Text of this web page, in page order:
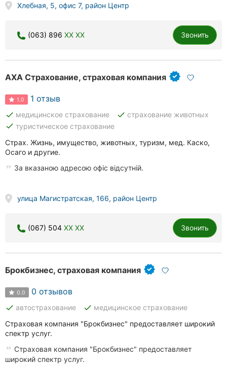
Хлебная, 5, офис 7, район Центр
(063) 896 XX XX Звонить
АХА Страхование, страховая компания
1.0 1 отзыв
done медицинское страхование done страхование животных
done туристическое страхование
Страх. Жизнь, имущество, животных, туризм, мед. Каско,
Осаго и другие.
За вказаною адресою офіс відсутній.
улица Магистратская, 166, район Центр
(067) 504 XX XX Звонить
Брокбизнес, страховая компания
0.0 0 отзывов
done автострахование done медицинское страхование
Страховая компания "Брокбизнес" предоставляет широкий
спектр услуг.
Страховая компания "Брокбизнес" предоставляет
широкий спектр услуг.